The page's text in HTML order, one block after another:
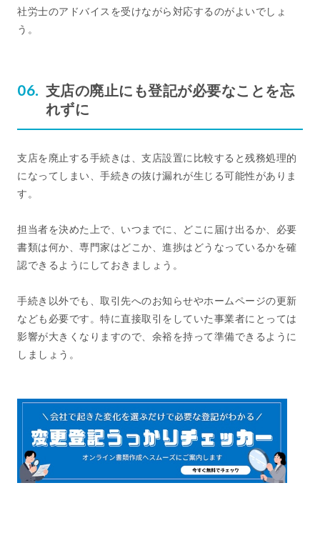
社労士のアドバイスを受けながら対応するのがよいでしょ
う。
支店の廃止にも登記が必要なことを忘
れずに
支店を廃止する手続きは、支店設置に比較すると残務処理的
になってしまい、手続きの抜け漏れが生じる可能性がありま
す。
担当者を決めた上で、いつまでに、どこに届け出るか、必要
書類は何か、専門家はどこか、進捗はどうなっているかを確
認できるようにしておきましょう。
手続き以外でも、取引先へのお知らせやホームページの更新
なども必要です。特に直接取引をしていた事業者にとっては
影響が大きくなりますので、余裕を持って準備できるように
しましょう。